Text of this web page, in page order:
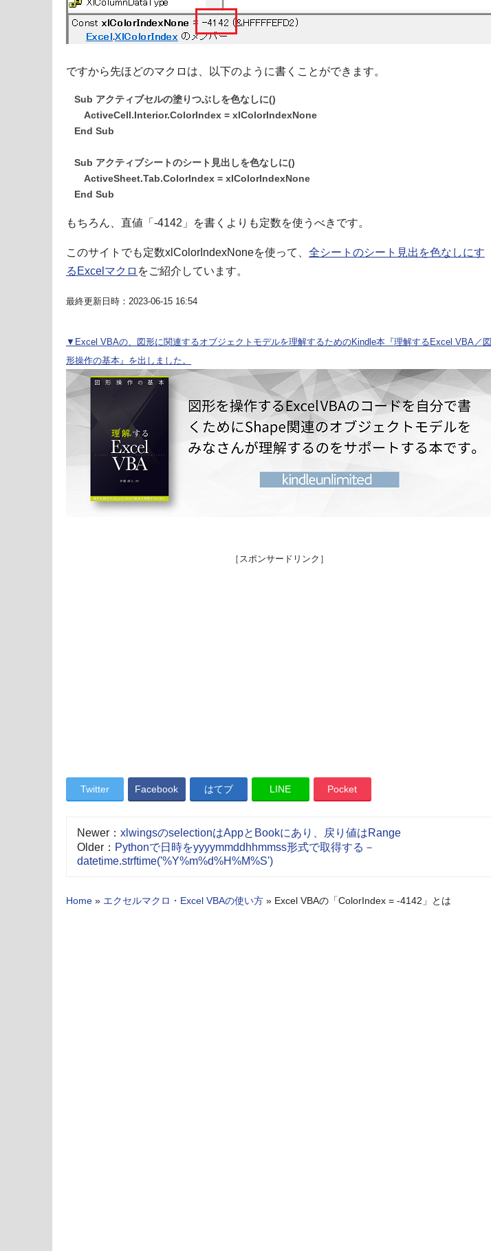
ですから先ほどのマクロは、以下のように書くことができます。
Sub アクティブセルの塗りつぶしを色なしに()
ActiveCell.Interior.ColorIndex = xlColorIndexNone
End Sub
Sub アクティブシートのシート見出しを色なしに()
ActiveSheet.Tab.ColorIndex = xlColorIndexNone
End Sub
もちろん、直値「-4142」を書くよりも定数を使うべきです。
このサイトでも定数xlColorIndexNoneを使って、 全シートのシート見出を色なしにす
るExcelマクロ をご紹介しています。
最終更新日時：2023-06-15 16:54
▼Excel VBAの、図形に関連するオブジェクトモデルを理解するためのKindle本『理解するExcel VBA／図
形操作の基本』を出しました。
［スポンサードリンク］
Twitter Facebook はてブ LINE Pocket
Newer： xlwingsのselectionはAppとBookにあり、戻り値はRange
Older： Pythonで日時をyyyymmddhhmmss形式で取得する－
datetime.strftime('%Y%m%d%H%M%S')
Home » エクセルマクロ・Excel VBAの使い方 » Excel VBAの「ColorIndex = -4142」とは